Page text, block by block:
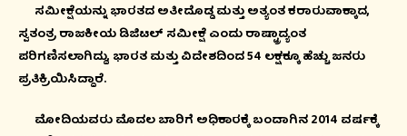
ಸಮೀಕ್ಷೆಯನ್ನು ಭಾರತದ ಅತೀದೊಡ್ಡ ಮತ್ತು ಅತ್ಯಂತ ಕರಾರುವಾಕ್ಕಾದ,
ಸ್ವತಂತ್ರ ರಾಜಕೀಯ ಡಿಜಿಟಲ್ ಸಮೀಕ್ಷೆ ಎಂದು ರಾಷ್ಟ್ರಾದ್ಯಂತ
ಪರಿಗಣಿಸಲಾಗಿದ್ದು, ಭಾರತ ಮತ್ತು ವಿದೇಶದಿಂದ 54 ಲಕ್ಷಕ್ಕೂ ಹೆಚ್ಚು ಜನರು
ಪ್ರತಿಕ್ರಿಯಿಸಿದ್ದಾರೆ.
ಮೋದಿಯವರು ಮೊದಲ ಬಾರಿಗೆ ಅಧಿಕಾರಕ್ಕೆ ಬಂದಾಗಿನ 2014 ವರ್ಷಕ್ಕೆ